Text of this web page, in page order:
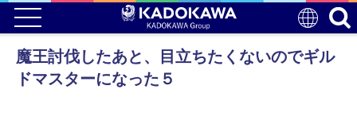
魔王討伐したあと、目立ちたくないのでギル
ドマスターになった５